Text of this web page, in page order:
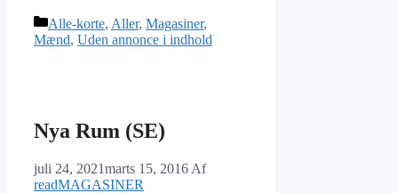
Kategorier
Alle-korte, Aller, Magasiner,
Mænd, Uden annonce i indhold
Nya Rum (SE)
juli 24, 2021marts 15, 2016 Af
readMAGASINER